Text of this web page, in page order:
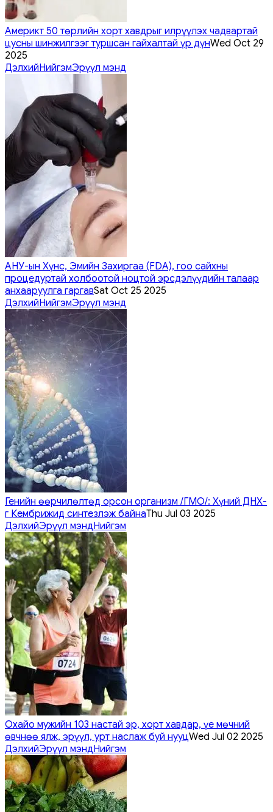
Америкт 50 төрлийн хорт хавдрыг илрүүлэх чадвартай
цусны шинжилгээг туршсан гайхалтай үр дүнWed Oct 29
2025
ДэлхийНийгэмЭрүүл мэнд
АНУ-ын Хүнс, Эмийн Захиргаа (FDA), гоо сайхны
процедуртай холбоотой ноцтой эрсдэлүүдийн талаар
анхааруулга гаргавSat Oct 25 2025
ДэлхийНийгэмЭрүүл мэнд
Генийн өөрчилөлтөд орсон организм /ГМО/: Хүний ДНХ-
г Кембрижид синтезлэж байнаThu Jul 03 2025
ДэлхийЭрүүл мэндНийгэм
Охайо мужийн 103 настай эр, хорт хавдар, үе мөчний
өвчнөө ялж, эрүүл, урт наслаж буй нууцWed Jul 02 2025
ДэлхийЭрүүл мэндНийгэм